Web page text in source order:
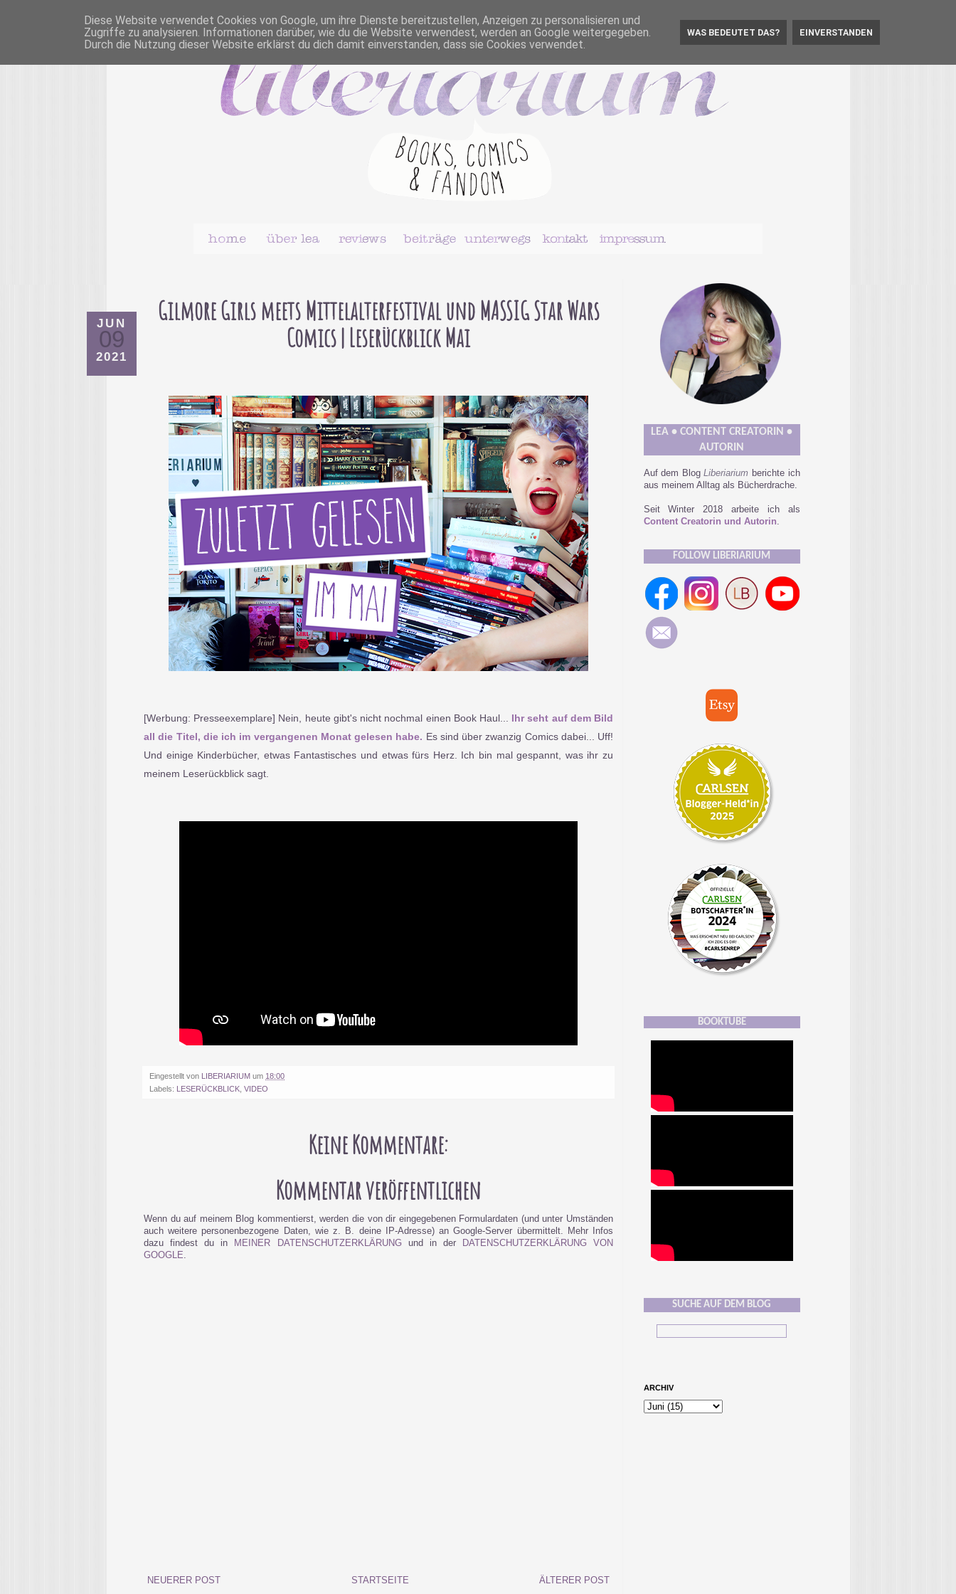
JUN
09
2021
Gilmore Girls meets Mittelalterfestival und MASSIG Star Wars
Comics | Leserückblick Mai
[Werbung: Presseexemplare] Nein, heute gibt's nicht nochmal einen Book Haul... Ihr seht auf dem Bild
all die Titel, die ich im vergangenen Monat gelesen habe. Es sind über zwanzig Comics dabei... Uff!
Und einige Kinderbücher, etwas Fantastisches und etwas fürs Herz. Ich bin mal gespannt, was ihr zu
meinem Leserückblick sagt.
Eingestellt von LIBERIARIUM um 18:00
Labels: LESERÜCKBLICK VIDEO
Keine Kommentare:
Kommentar veröffentlichen
Wenn du auf meinem Blog kommentierst, werden die von dir eingegebenen Formulardaten (und unter Umständen
auch weitere personenbezogene Daten, wie z. B. deine IP-Adresse) an Google-Server übermittelt. Mehr Infos
dazu findest du in
MEINER DATENSCHUTZERKLÄRUNG und in der
DATENSCHUTZERKLÄRUNG VON
GOOGLE.
NEUERER POST ÄLTERER POST
STARTSEITE
LEA • CONTENT CREATORIN •
AUTORIN
Auf dem BlogLiberiarium berichte ich
aus meinem Alltag als Bücherdrache.
Seit Winter 2018 arbeite ich als
Content Creatorin und Autorin.
FOLLOW LIBERIARIUM
BOOKTUBE
SUCHE AUF DEM BLOG
ARCHIV
Diese Website verwendet Cookies von Google, um ihre Dienste bereitzustellen, Anzeigen zu personalisieren und
Zugriffe zu analysieren. Informationen darüber, wie du die Website verwendest, werden an Google weitergegeben.
Durch die Nutzung dieser Website erklärst du dich damit einverstanden, dass sie Cookies verwendet.
WAS BEDEUTET DAS? EINVERSTANDEN